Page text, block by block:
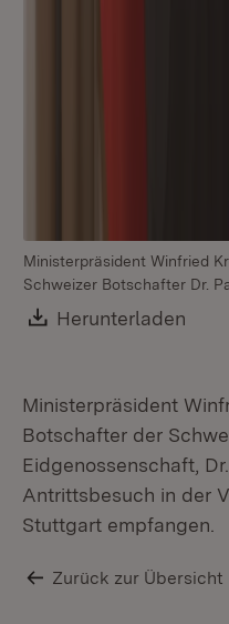
Ministerpräsident Winfried
Schweizer Botschafter Dr.
Download:
Herunterladen
Ministerpräsident
Botschafter der
Eidgenossenschaft,
Antrittsbesuch in der
Stuttgart empfangen.
Zurück zur Übersicht